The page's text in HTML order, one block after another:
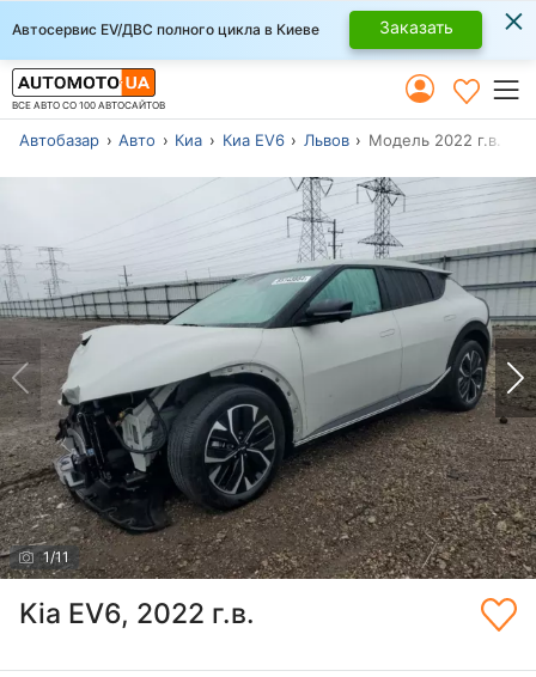
Автосервис EV/ДВС полного цикла в Киеве Заказать ×
ВСЕ АВТО СО 100 АВТОСАЙТОВ
Автобазар Авто Киа Киа EV6 Львов Модель 2022 г.в.
1/11
Kia EV6, 2022 г.в.